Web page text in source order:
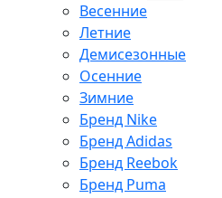
Весенние
Летние
Демисезонные
Осенние
Зимние
Бренд Nike
Бренд Adidas
Бренд Reebok
Бренд Puma